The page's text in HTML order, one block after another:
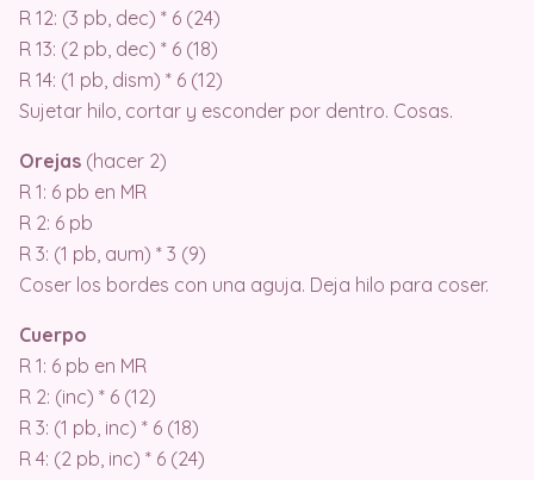
R 12: (3 pb, dec) * 6 (24)
R 13: (2 pb, dec) * 6 (18)
R 14: (1 pb, dism) * 6 (12)
Sujetar hilo, cortar y esconder por dentro. Cosas.
Orejas (hacer 2)
R 1: 6 pb en MR
R 2: 6 pb
R 3: (1 pb, aum) * 3 (9)
Coser los bordes con una aguja. Deja hilo para coser.
Cuerpo
R 1: 6 pb en MR
R 2: (inc) * 6 (12)
R 3: (1 pb, inc) * 6 (18)
R 4: (2 pb, inc) * 6 (24)